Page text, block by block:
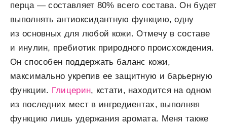
перца — составляет 80% всего состава. Он будет
выполнять антиоксидантную функцию, одну
из основных для любой кожи. Отмечу в составе
и инулин, пребиотик природного происхождения.
Он способен поддержать баланс кожи,
максимально укрепив ее защитную и барьерную
функции. Глицерин, кстати, находится на одном
из последних мест в ингредиентах, выполняя
функцию лишь удержания аромата. Меня также